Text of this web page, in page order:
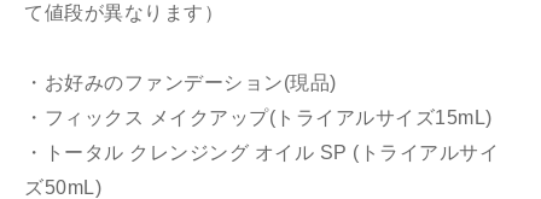
て値段が異なります）
・お好みのファンデーション(現品)
・フィックス メイクアップ(トライアルサイズ15mL)
・トータル クレンジング オイル SP (トライアルサイ
ズ50mL)